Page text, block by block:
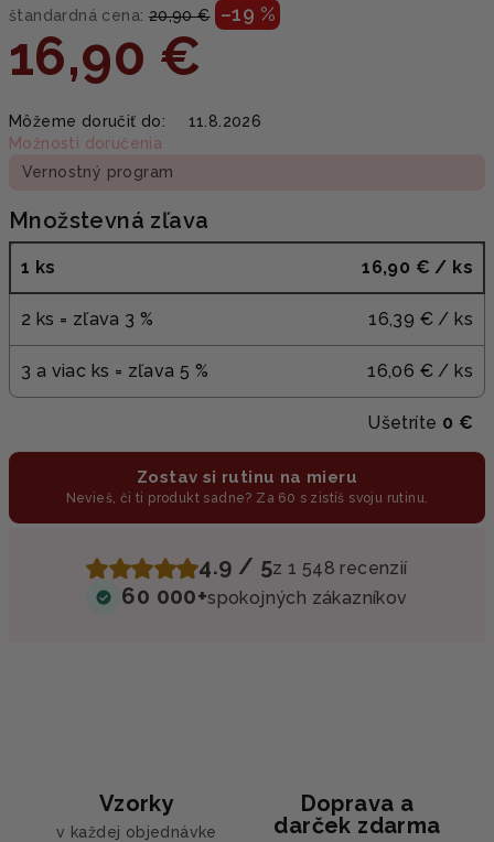
štandardná cena: 20,90 € –19 %
16,90 €
cena:
Môžeme doručiť do:
11.8.2026
Možnosti doručenia
Vernostný program
Množstevná zľava
1 ks 16,90 € / ks
2 ks = zľava 3 % 16,39 € / ks
3 a viac ks = zľava 5 % 16,06 € / ks
Ušetríte 0 €
Zostav si rutinu na mieru
Nevieš, či ti produkt sadne? Za 60 s zistíš svoju rutinu.
4.9 / 5z 1 548 recenzií
60 000+spokojných zákazníkov
Vzorky
v každej objednávke
Doprava a
darček zdarma